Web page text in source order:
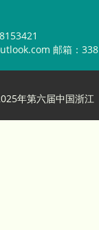
邮箱：
年第六届中国浙